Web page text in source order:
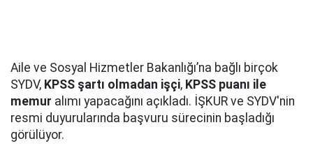
Aile ve Sosyal Hizmetler Bakanlığı’na bağlı birçok
SYDV, KPSS şartı olmadan işçi, KPSS puanı ile
memur alımı yapacağını açıkladı. İŞKUR ve SYDV'nin
resmi duyurularında başvuru sürecinin başladığı
görülüyor.